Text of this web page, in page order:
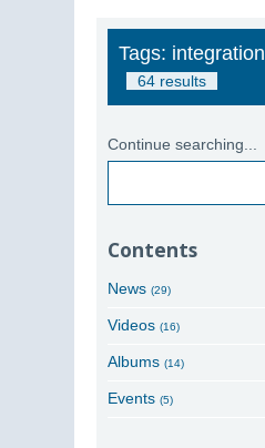
Tags: integration
64 results
Continue searching...
Contents
News(29)
Videos(16)
Albums(14)
Events(5)